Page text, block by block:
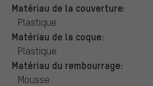
Matériau de la couverture:
Plastique
Matériau de la coque:
Plastique
Matériau du rembourrage:
Mousse